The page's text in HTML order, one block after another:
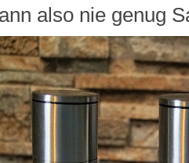
also nie genug